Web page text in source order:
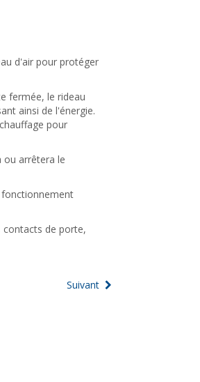
d'air pour protéger
fermée, le rideau
ainsi de l'énergie.
pour
ou arrêtera le
fonctionnement
contacts de porte,
Suivant